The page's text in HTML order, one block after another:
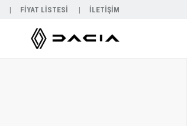
FİYAT LİSTESİ İLETİŞİM